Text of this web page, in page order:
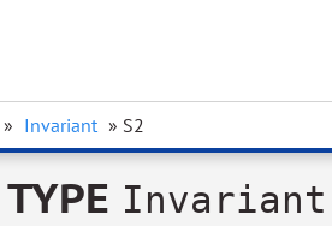
» Invariant » S2